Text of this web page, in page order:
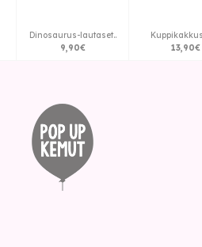
Dinosaurus-lautaset..
9,90€
13,90€